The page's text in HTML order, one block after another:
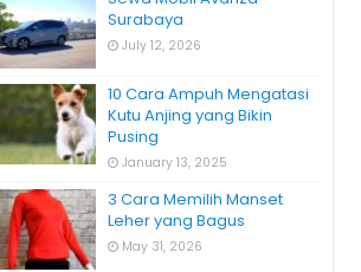
Surabaya
July 12, 2026
10 Cara Ampuh Mengatasi
Kutu Anjing yang Bikin
Pusing
January 13, 2025
3 Cara Memilih Manset
Leher yang Bagus
May 31, 2026